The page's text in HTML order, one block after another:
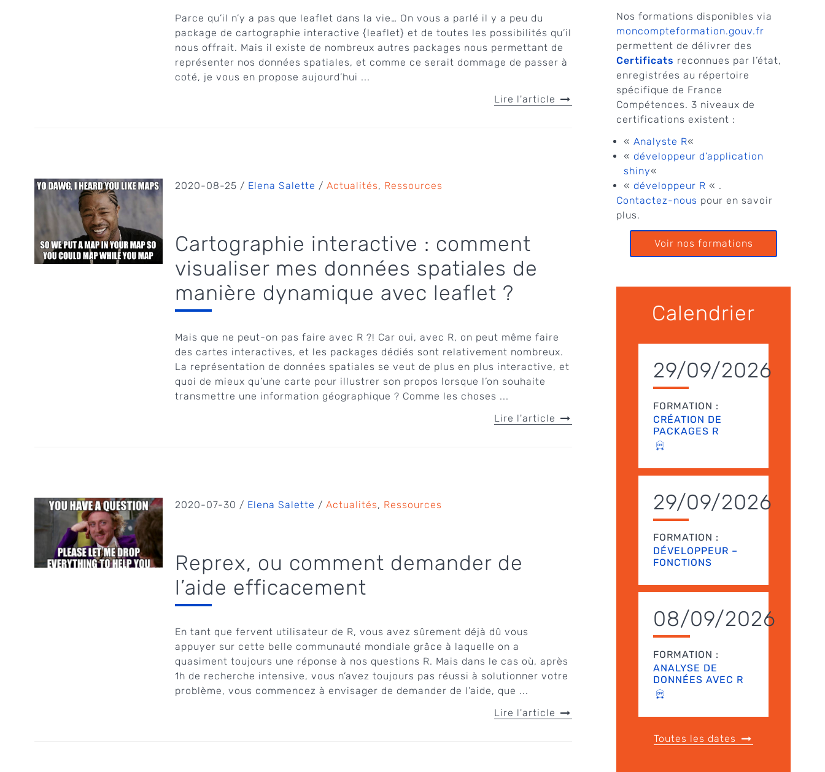
Parce qu’il n’y a pas que leaflet dans la vie… On vous a parlé il y a peu du
package de cartographie interactive {leaflet} et de toutes les possibilités qu’il
nous offrait. Mais il existe de nombreux autres packages nous permettant de
représenter nos données spatiales, et comme ce serait dommage de passer à
coté, je vous en propose aujourd’hui ...
Lire l'article
2020-08-25 / Elena Salette / Actualités, Ressources
Cartographie interactive : comment
visualiser mes données spatiales de
manière dynamique avec leaflet ?
Mais que ne peut-on pas faire avec R ?! Car oui, avec R, on peut même faire
des cartes interactives, et les packages dédiés sont relativement nombreux.
La représentation de données spatiales se veut de plus en plus interactive, et
quoi de mieux qu’une carte pour illustrer son propos lorsque l’on souhaite
transmettre une information géographique ? Comme les choses ...
Lire l'article
2020-07-30 / Elena Salette / Actualités, Ressources
Reprex, ou comment demander de
l’aide efficacement
En tant que fervent utilisateur de R, vous avez sûrement déjà dû vous
appuyer sur cette belle communauté mondiale grâce à laquelle on a
quasiment toujours une réponse à nos questions R. Mais dans le cas où, après
1h de recherche intensive, vous n’avez toujours pas réussi à solutionner votre
problème, vous commencez à envisager de demander de l’aide, que ...
Lire l'article
Nos formations disponibles via
moncompteformation.gouv.fr
permettent de délivrer des
Certificats reconnues par l’état,
enregistrées au répertoire
spécifique de France
Compétences. 3 niveaux de
certifications existent :
« Analyste R«
« développeur d’application
shiny«
« développeur R « .
Contactez-nous pour en savoir
plus.
Voir nos formations
Calendrier
29/09/2026
FORMATION :
CRÉATION DE
PACKAGES R
29/09/2026
FORMATION :
DÉVELOPPEUR –
FONCTIONS
08/09/2026
FORMATION :
ANALYSE DE
DONNÉES AVEC R
Toutes les dates